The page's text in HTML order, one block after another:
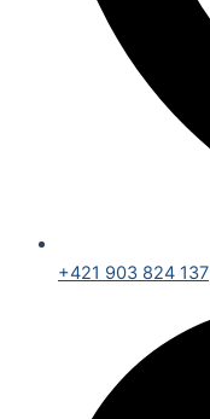
+421 903 824 137